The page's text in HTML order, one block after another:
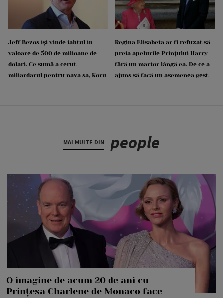
Jeff Bezos își vinde iahtul în
valoare de 500 de milioane de
dolari. Ce sumă a cerut
miliardarul pentru nava sa, Koru
Regina Elisabeta ar fi refuzat să
preia apelurile Prințului Harry
fără un martor lângă ea. De ce a
ajuns să facă un asemenea gest
MAI MULTE DIN people
O imagine de acum 20 de ani cu
Prințesa Charlene de Monaco face